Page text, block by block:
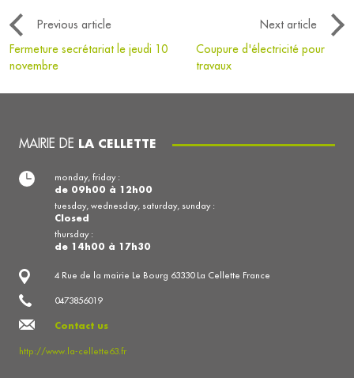
Previous article
Next article
Fermeture secrétariat le jeudi 10
novembre
Coupure d'électricité pour
travaux
MAIRIE DE LA CELLETTE
4 Rue de la mairie Le Bourg 63330 La Cellette France
0473856019
Contact us
http://www.la-cellette63.fr
monday, friday :
de 09h00 à 12h00
tuesday, wednesday, saturday, sunday :
Closed
thursday :
de 14h00 à 17h30